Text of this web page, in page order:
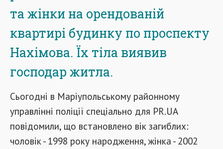
та жінки на орендованій
квартирі будинку по проспекту
Нахімова. Їх тіла виявив
господар житла.
Сьогодні в Маріупольському районному
управлінні поліції спеціально для PR.UA
повідомили, що встановлено вік загиблих:
чоловік - 1998 року народження, жінка - 2002